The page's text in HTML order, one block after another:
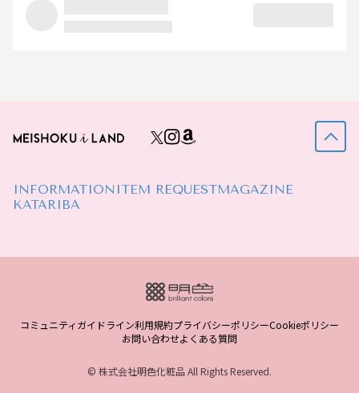
INFORMATION ITEM REQUESTMAGAZINE
KATARIBA
コミュニティガイドライン利用規約プライバシーポリシーCookieポリシー
お問い合わせよくある質問
© 株式会社明色化粧品 All Rights Reserved.